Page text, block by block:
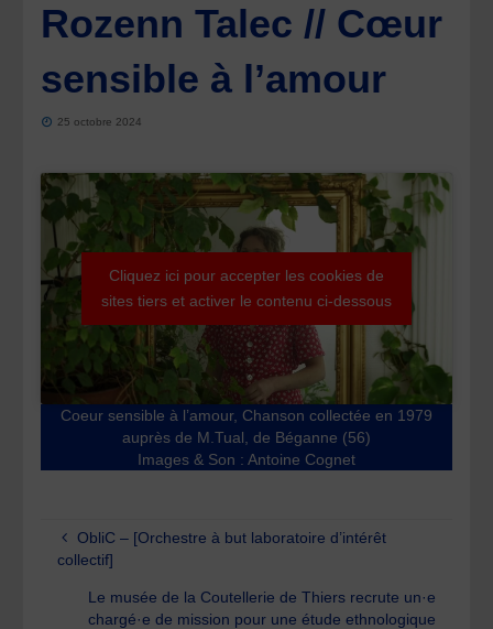
Rozenn Talec // Cœur
sensible à l’amour
25 octobre 2024
Cliquez ici pour accepter les cookies de
sites tiers et activer le contenu ci-dessous
Coeur sensible à l’amour, Chanson collectée en 1979
auprès de M.Tual, de Béganne (56)
Images & Son : Antoine Cognet
ObliC – [Orchestre à but laboratoire d’intérêt
collectif]
Le musée de la Coutellerie de Thiers recrute un·e
chargé·e de mission pour une étude ethnologique